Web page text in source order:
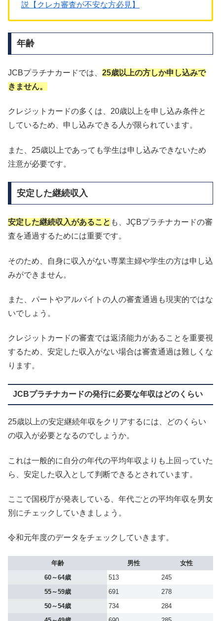
説【クレカ審査が不安な方必見】
年齢
JCBプラチナカードでは、 25歳以上の方しか申し込みで
きません。
クレジットカードの多くは、20歳以上を申し込み条件と
しているため、申し込みできる人が限られています。
また、25歳以上であっても学生は申し込みできないため
注意が必要です。
安定した継続収入
安定した継続収入があること も、JÇBプラチナカードの審
査を通過するためには重要です。
そのため、自身に収入がない専業主婦や学生の方は申し込
みができません。
また、パートやアルバイトの人の審査通過も現実的ではな
いでしょう。
クレジットカードの審査では返済能力があることを重要視
するため、 安定した収入がない場合は審査通過は難しくな
ります。
JCBプラチナカードの発行に必要な年収はどのくらい
25歳以上の安定継続年収をクリアするには、どのくらい
の収入が必要となるのでしょうか。
これは一般的に自分の年代の平均年収よりも上回っていた
ら、安定した収入として判断できるとされています。
ここで国税庁が発表している、年代ごとの平均年収を男女
別にチェックしていきましょう。
令和元年度のデータをチェックしていきます。
年齢 男性
女性
60～64歳
513
245
55～59歳
691
278
50～54歳
734
284